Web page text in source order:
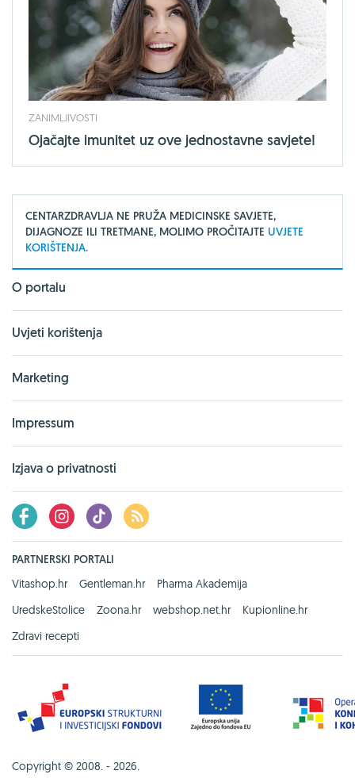
ZANIMLJIVOSTI
Ojačajte imunitet uz ove jednostavne savjete!
CENTARZDRAVLJA NE PRUŽA MEDICINSKE SAVJETE,
DIJAGNOZE ILI TRETMANE, MOLIMO PROČITAJTE UVJETE
KORIŠTENJA.
O portalu
Uvjeti korištenja
Marketing
Impressum
Izjava o privatnosti
PARTNERSKI PORTALI
Vitashop.hr
Gentleman.hr
Pharma Akademija
UredskeStolice
Zoona.hr webshop.net.hr
Kupionline.hr
Zdravi recepti
Copyright © 2008. - 2026.